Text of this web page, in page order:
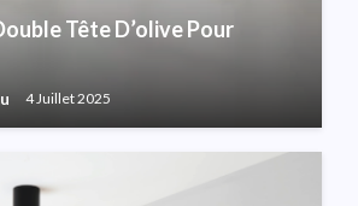
Tête D’olive Pour
4 Juillet 2025